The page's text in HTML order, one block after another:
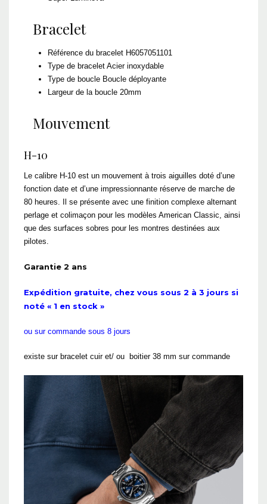
Bracelet
Référence du bracelet H6057051101
Type de bracelet Acier inoxydable
Type de boucle Boucle déployante
Largeur de la boucle 20mm
Mouvement
H-10
Le calibre H-10 est un mouvement à trois aiguilles doté d’une
fonction date et d’une impressionnante réserve de marche de
80 heures. Il se présente avec une finition complexe alternant
perlage et colimaçon pour les modèles American Classic, ainsi
que des surfaces sobres pour les montres destinées aux
pilotes.
Garantie 2 ans
Expédition gratuite, chez vous sous 2 à 3 jours si
noté « 1 en stock »
ou sur commande sous 8 jours
existe sur bracelet cuir et/ ou boitier 38 mm sur commande